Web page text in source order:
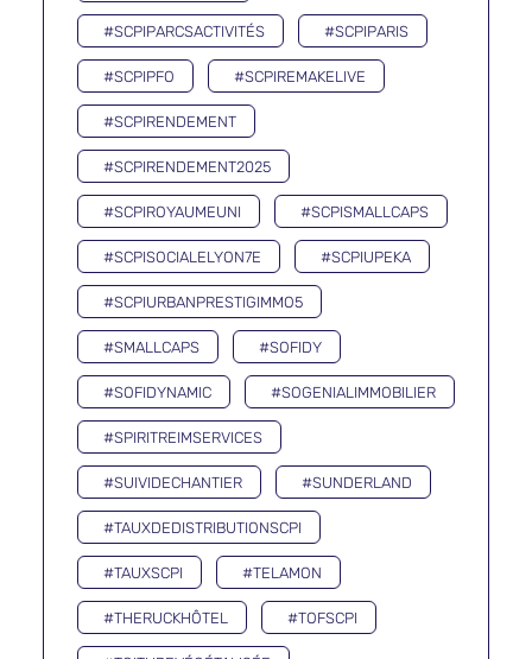
#SCPIPARCSACTIVITÉS #SCPIPARIS
#SCPIPFO #SCPIREMAKELIVE
#SCPIRENDEMENT
#SCPIRENDEMENT2025
#SCPIROYAUMEUNI #SCPISMALLCAPS
#SCPISOCIALELYON7E #SCPIUPEKA
#SCPIURBANPRESTIGIMMO5
#SMALLCAPS #SOFIDY
#SOFIDYNAMIC #SOGENIALIMMOBILIER
#SPIRITREIMSERVICES
#SUIVIDECHANTIER #SUNDERLAND
#TAUXDEDISTRIBUTIONSCPI
#TAUXSCPI #TELAMON
#THERUCKHÔTEL #TOFSCPI